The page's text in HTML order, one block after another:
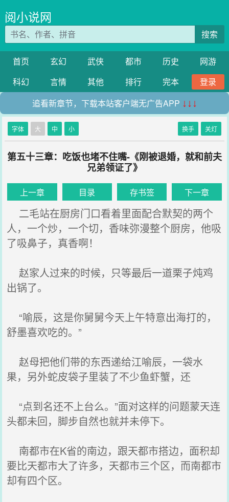
阅小说网
搜索
首页 玄幻 武侠 都市 历史
网游
科幻
言情 其他 排行 完本
登录
追看新章节，下载本站客户端无广告APP ↓↓↓
字体 大 中 小 换手 关灯
第五十三章：吃饭也堵不住嘴-《刚被退婚，就和前夫
兄弟领证了》
上一章 目录 存书签 下一章
二毛站在厨房门口看着里面配合默契的两个
人，一个炒，一个切，香味弥漫整个厨房，他吸
了吸鼻子，真香啊！
赵家人过来的时候，只等最后一道栗子炖鸡
出锅了。
“喻辰，这是你舅舅今天上午特意出海打的，
舒墨喜欢吃的。”
赵母把他们带的东西递给江喻辰，一袋水
果，另外蛇皮袋子里装了不少鱼虾蟹，还
“点到名还不上台么。”面对这样的问题蒙天连
头都未回，脚步自然也就并未停下。
南都市在K省的南边，跟天都市搭边，面积却
要比天都市大了许多，天都市三个区，而南都市
却有四个区。